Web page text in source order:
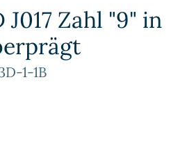
J017 Zahl "9" in
1-1B